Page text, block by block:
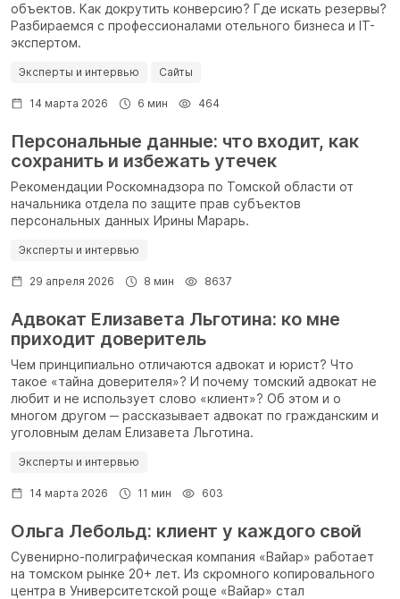
объектов. Как докрутить конверсию? Где искать резервы?
Разбираемся с профессионалами отельного бизнеса и IT-
экспертом.
Эксперты и интервью Сайты
14 марта 2026 6 мин 464
Персональные данные: что входит, как
сохранить и избежать утечек
Рекомендации Роскомнадзора по Томской области от
начальника отдела по защите прав субъектов
персональных данных Ирины Марарь.
Эксперты и интервью
29 апреля 2026 8 мин 8637
Адвокат Елизавета Льготина: ко мне
приходит доверитель
Чем принципиально отличаются адвокат и юрист? Что
такое «тайна доверителя»? И почему томский адвокат не
любит и не использует слово «клиент»? Об этом и о
многом другом ─ рассказывает адвокат по гражданским и
уголовным делам Елизавета Льготина.
Эксперты и интервью
14 марта 2026 11 мин 603
Ольга Лебольд: клиент у каждого свой
Сувенирно-полиграфическая компания «Вайар» работает
на томском рынке 20+ лет. Из скромного копировального
центра в Университетской роще «Вайар» стал